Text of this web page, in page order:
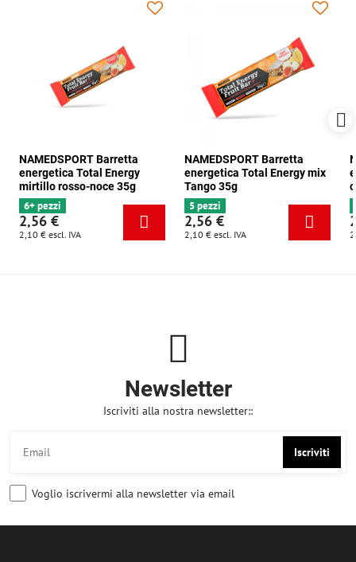
NAMEDSPORT Barretta
energetica Total Energy
mirtillo rosso-noce 35g
6+ pezzi
2,56 €
2,10 € escl. IVA
NAMEDSPORT Barretta
energetica Total Energy mix
Tango 35g
5 pezzi
2,56 €
2,10 € escl. IVA
Newsletter
Iscriviti alla nostra newsletter::
Iscriviti
Voglio iscrivermi alla newsletter via email